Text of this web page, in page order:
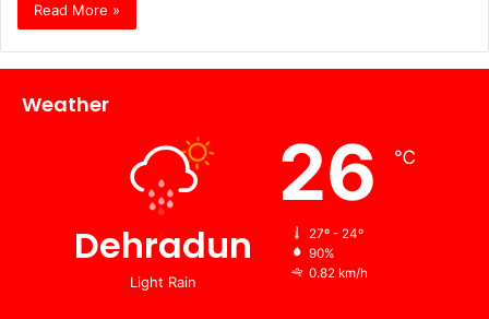
Read More »
Weather
Dehradun
Light Rain
26 ℃
27º - 24º
90%
0.82 km/h